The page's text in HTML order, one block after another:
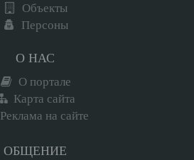
Объекты
Персоны
О НАС
О портале
Карта сайта
Реклама на сайте
ОБЩЕНИЕ